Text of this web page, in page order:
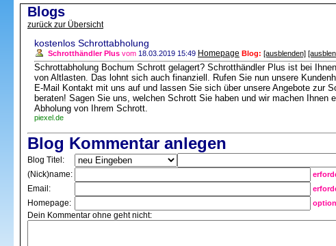
Blogs
zurück zur Übersicht
kostenlos Schrottabholung
Schrotthändler Plus vom 18.03.2019 15:49 Homepage Blog: [ausblenden]
Schrottabholung Bochum Schrott gelagert? Schrotthändler Plus ist bei
von Altlasten. Das lohnt sich auch finanziell. Rufen Sie nun unsere
E-Mail Kontakt mit uns auf und lassen Sie sich über unsere Angebote zur
beraten! Sagen Sie uns, welchen Schrott Sie haben und wir machen Ihnen
Abholung von Ihrem Schrott.
piexel.de
Blog Kommentar anlegen
Blog Titel:
(Nick)name:
Email:
Homepage:
Dein Kommentar ohne geht nicht: